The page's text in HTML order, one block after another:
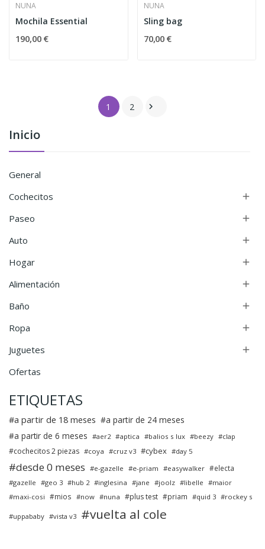
Inicio
General
Cochecitos

Paseo 
Auto 
Hogar 
Alimentación 
Baño 
Ropa 
Juguetes 
Ofertas
ETIQUETAS
a partir de 18 meses
a partir de 24 meses
a partir de 6 meses
aer2 aptica balios s lux beezy clap
cochecitos 2 piezas coya cruz v3 cybex day 5
desde 0 meses e-gazelle e-priam easywalker electa
gazelle geo 3 hub 2 inglesina jane joolz libelle
maior
maxi-cosi
mios now nuna plus test priam quid 3 rockey s
uppababy vista v3 vuelta al cole
NUNA
Mochila Essential
190,00 €
NUNA
Sling bag
70,00 €
1 2 